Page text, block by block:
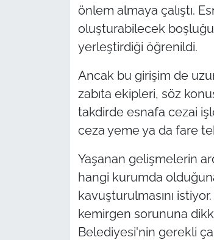
önlem almaya çalıştı.
oluşturabilecek boşluğu
yerleştirdiği öğrenildi.
Ancak bu girişim de
zabıta ekipleri, söz
takdirde esnafa cezai
ceza yeme ya da fare
Yaşanan gelişmelerin
hangi kurumda
kavuşturulmasını
kemirgen sorununa
Belediyesi'nin gerekli
Gündem-Eğitim